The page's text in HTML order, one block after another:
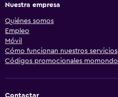
Nuestra empresa
Quiénes somos
Empleo
Móvil
Cómo funcionan nuestros servicios
Códigos promocionales momondo
Contactar